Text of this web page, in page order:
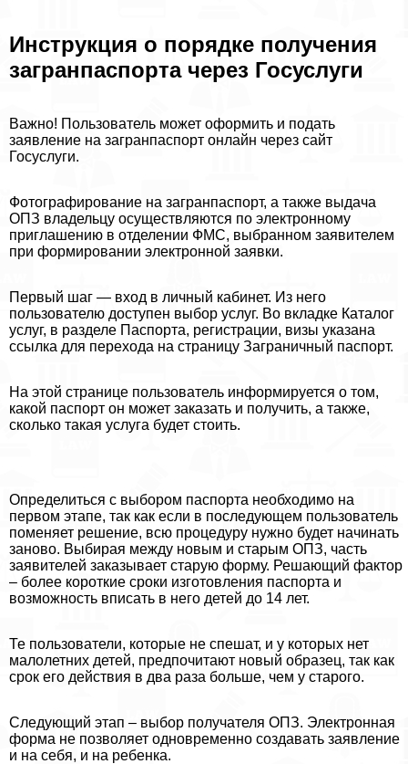
Инструкция о порядке получения
загранпаспорта через Госуслуги
Важно! Пользователь может оформить и подать
заявление на загранпаспорт онлайн через сайт
Госуслуги.
Фотографирование на загранпаспорт, а также выдача
ОПЗ владельцу осуществляются по электронному
приглашению в отделении ФМС, выбранном заявителем
при формировании электронной заявки.
Первый шаг — вход в личный кабинет. Из него
пользователю доступен выбор услуг. Во вкладке Каталог
услуг, в разделе Паспорта, регистрации, визы указана
ссылка для перехода на страницу Заграничный паспорт.
На этой странице пользователь информируется о том,
какой паспорт он может заказать и получить, а также,
сколько такая услуга будет стоить.
Определиться с выбором паспорта необходимо на
первом этапе, так как если в последующем пользователь
поменяет решение, всю процедуру нужно будет начинать
заново. Выбирая между новым и старым ОПЗ, часть
заявителей заказывает старую форму. Решающий фактор
– более короткие сроки изготовления паспорта и
возможность вписать в него детей до 14 лет.
Те пользователи, которые не спешат, и у которых нет
малолетних детей, предпочитают новый образец, так как
срок его действия в два раза больше, чем у старого.
Следующий этап – выбор получателя ОПЗ. Электронная
форма не позволяет одновременно создавать заявление
и на себя, и на ребенка.